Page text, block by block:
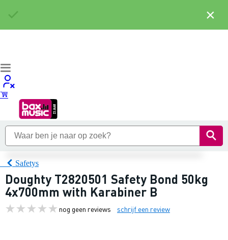
Safetys
Doughty T2820501 Safety Bond 50kg
4x700mm with Karabiner B
nog geen reviews schrijf een review
×